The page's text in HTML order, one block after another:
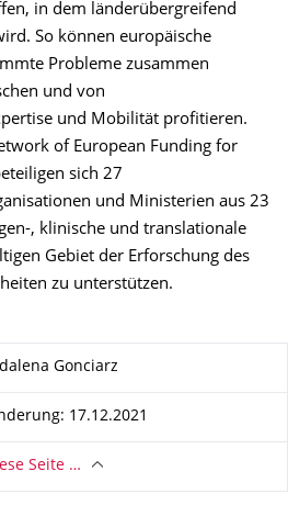
in dem länderübergreifend
So können europäische
Probleme zusammen
und von
und Mobilität profitieren.
of European Funding for
sich 27
und Ministerien aus 23
, klinische und translationale
Gebiet der Erforschung des
zu unterstützen.
Gonciarz
17.12.2021
Seite …